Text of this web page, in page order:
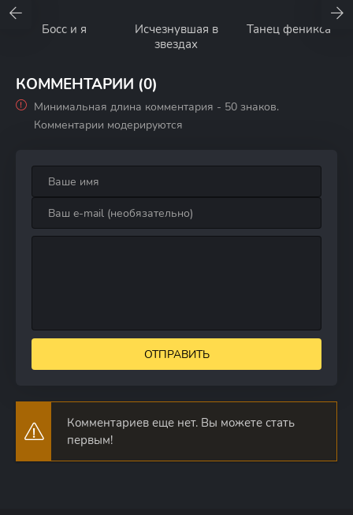
Босс и я
Исчезнувшая в
звездах
Танец феникса
КОММЕНТАРИИ (0)
Минимальная длина комментария - 50 знаков.
Комментарии модерируются
ОТПРАВИТЬ
Комментариев еще нет. Вы можете стать
первым!